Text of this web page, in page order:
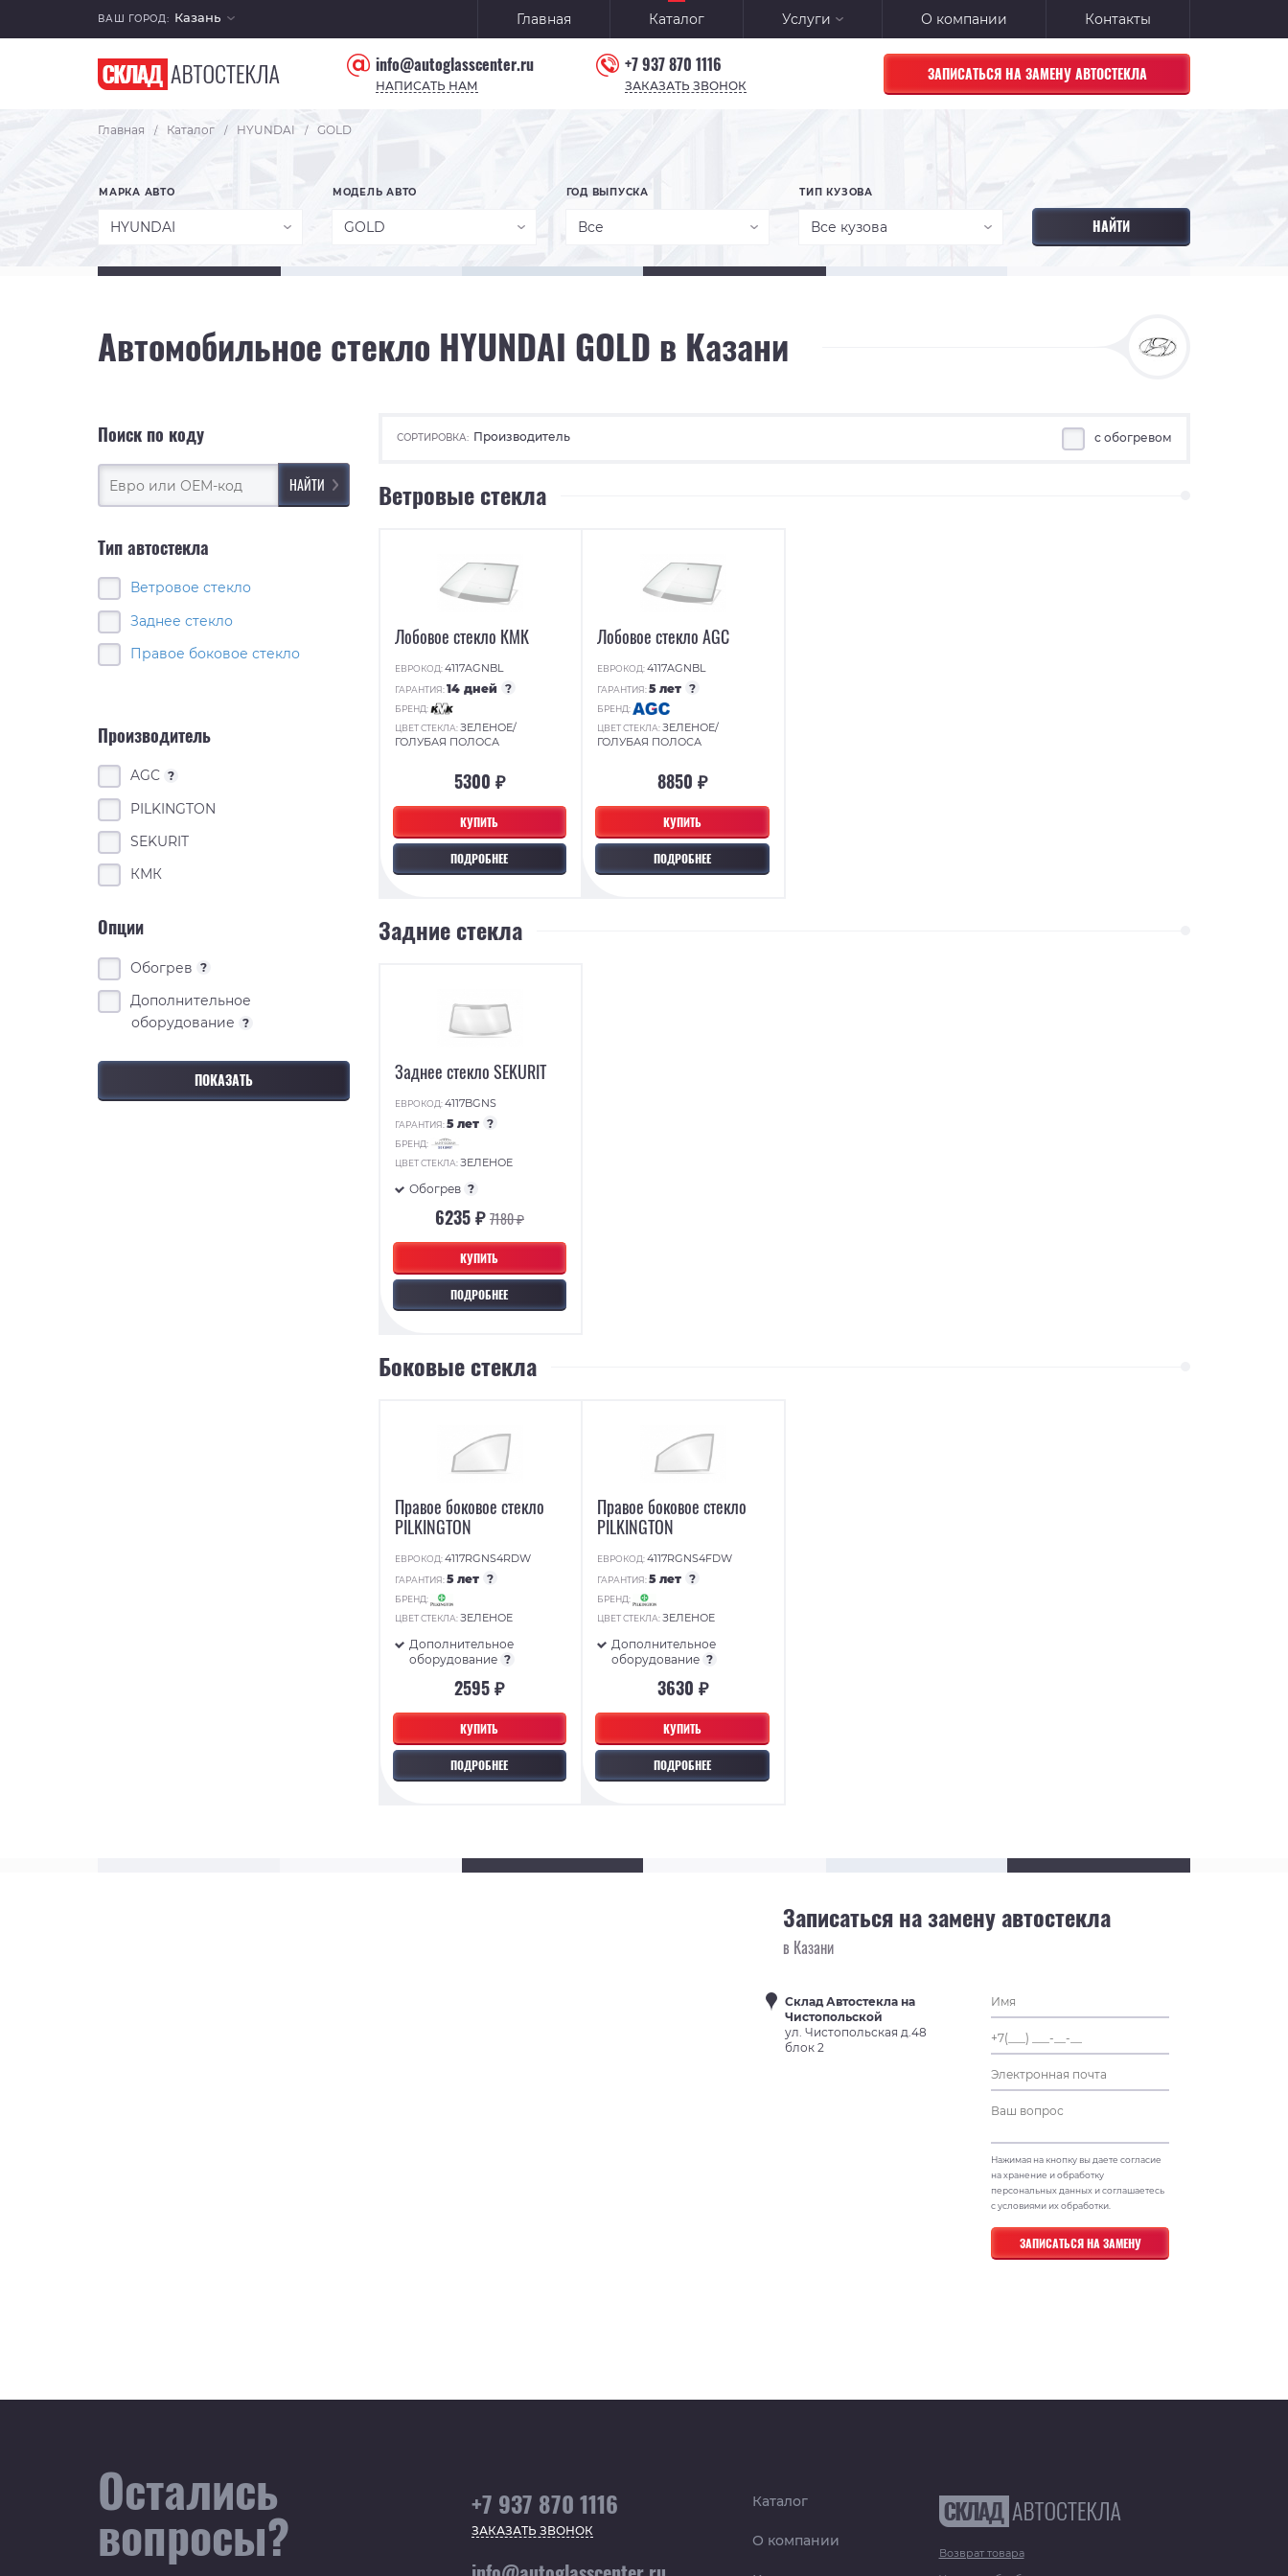
ВАШ ГОРОД: Казань Главная Каталог Услуги О компании Контакты
info@autoglasscenter.ru
НАПИСАТЬ НАМ
+7 937 870 1116
ЗАКАЗАТЬ ЗВОНОК
ЗАПИСАТЬСЯ НА ЗАМЕНУ АВТОСТЕКЛА
Главная / Каталог / HYUNDAI / GOLD
МАРКА АВТО
HYUNDAI
МОДЕЛЬ АВТО
GOLD
ГОД ВЫПУСКА
Все
ТИП КУЗОВА
Все кузова
Автомобильное стекло HYUNDAI GOLD в Казани
Поиск по коду
Тип автостекла
Ветровое стекло
Заднее стекло
Правое боковое стекло
Производитель
AGC ?
PILKINGTON
SEKURIT
КМК
Опции
Обогрев ?
Дополнительное
оборудование ?
СОРТИРОВКА: Производитель с обогревом
Ветровые стекла
КУПИТЬ
ПОДРОБНЕЕ
Лобовое стекло КМК
ЕВРОКОД:4117AGNBL
ГАРАНТИЯ:14 дней ?
БРЕНД:
ЦВЕТ СТЕКЛА:ЗЕЛЕНОЕ/
ГОЛУБАЯ ПОЛОСА
5300 ₽
КУПИТЬ
ПОДРОБНЕЕ
Лобовое стекло AGC
ЕВРОКОД:4117AGNBL
ГАРАНТИЯ:5 лет ?
БРЕНД:
ЦВЕТ СТЕКЛА:ЗЕЛЕНОЕ/
ГОЛУБАЯ ПОЛОСА
8850 ₽
Задние стекла
КУПИТЬ
ПОДРОБНЕЕ
Заднее стекло SEKURIT
ЕВРОКОД:4117BGNS
ГАРАНТИЯ:5 лет ?
БРЕНД:
ЦВЕТ СТЕКЛА:ЗЕЛЕНОЕ
Обогрев ?
6235 ₽7180 ₽
Боковые стекла
КУПИТЬ
ПОДРОБНЕЕ
Правое боковое стекло
PILKINGTON
ЕВРОКОД:4117RGNS4RDW
ГАРАНТИЯ:5 лет ?
БРЕНД:
ЦВЕТ СТЕКЛА:ЗЕЛЕНОЕ
Дополнительное
оборудование ?
2595 ₽
КУПИТЬ
ПОДРОБНЕЕ
Правое боковое стекло
PILKINGTON
ЕВРОКОД:4117RGNS4FDW
ГАРАНТИЯ:5 лет ?
БРЕНД:
ЦВЕТ СТЕКЛА:ЗЕЛЕНОЕ
Дополнительное
оборудование ?
3630 ₽
Записаться на замену автостекла
в Казани
Склад Автостекла на
Чистопольской
ул. Чистопольская д.48
блок 2
Нажимая на кнопку вы даете согласие
на хранение и обработку
персональных данных и соглашаетесь
с условиями их обработки.
Остались
вопросы? +7 937 870 1116
ЗАКАЗАТЬ ЗВОНОК
Каталог
О компании
Возврат товара